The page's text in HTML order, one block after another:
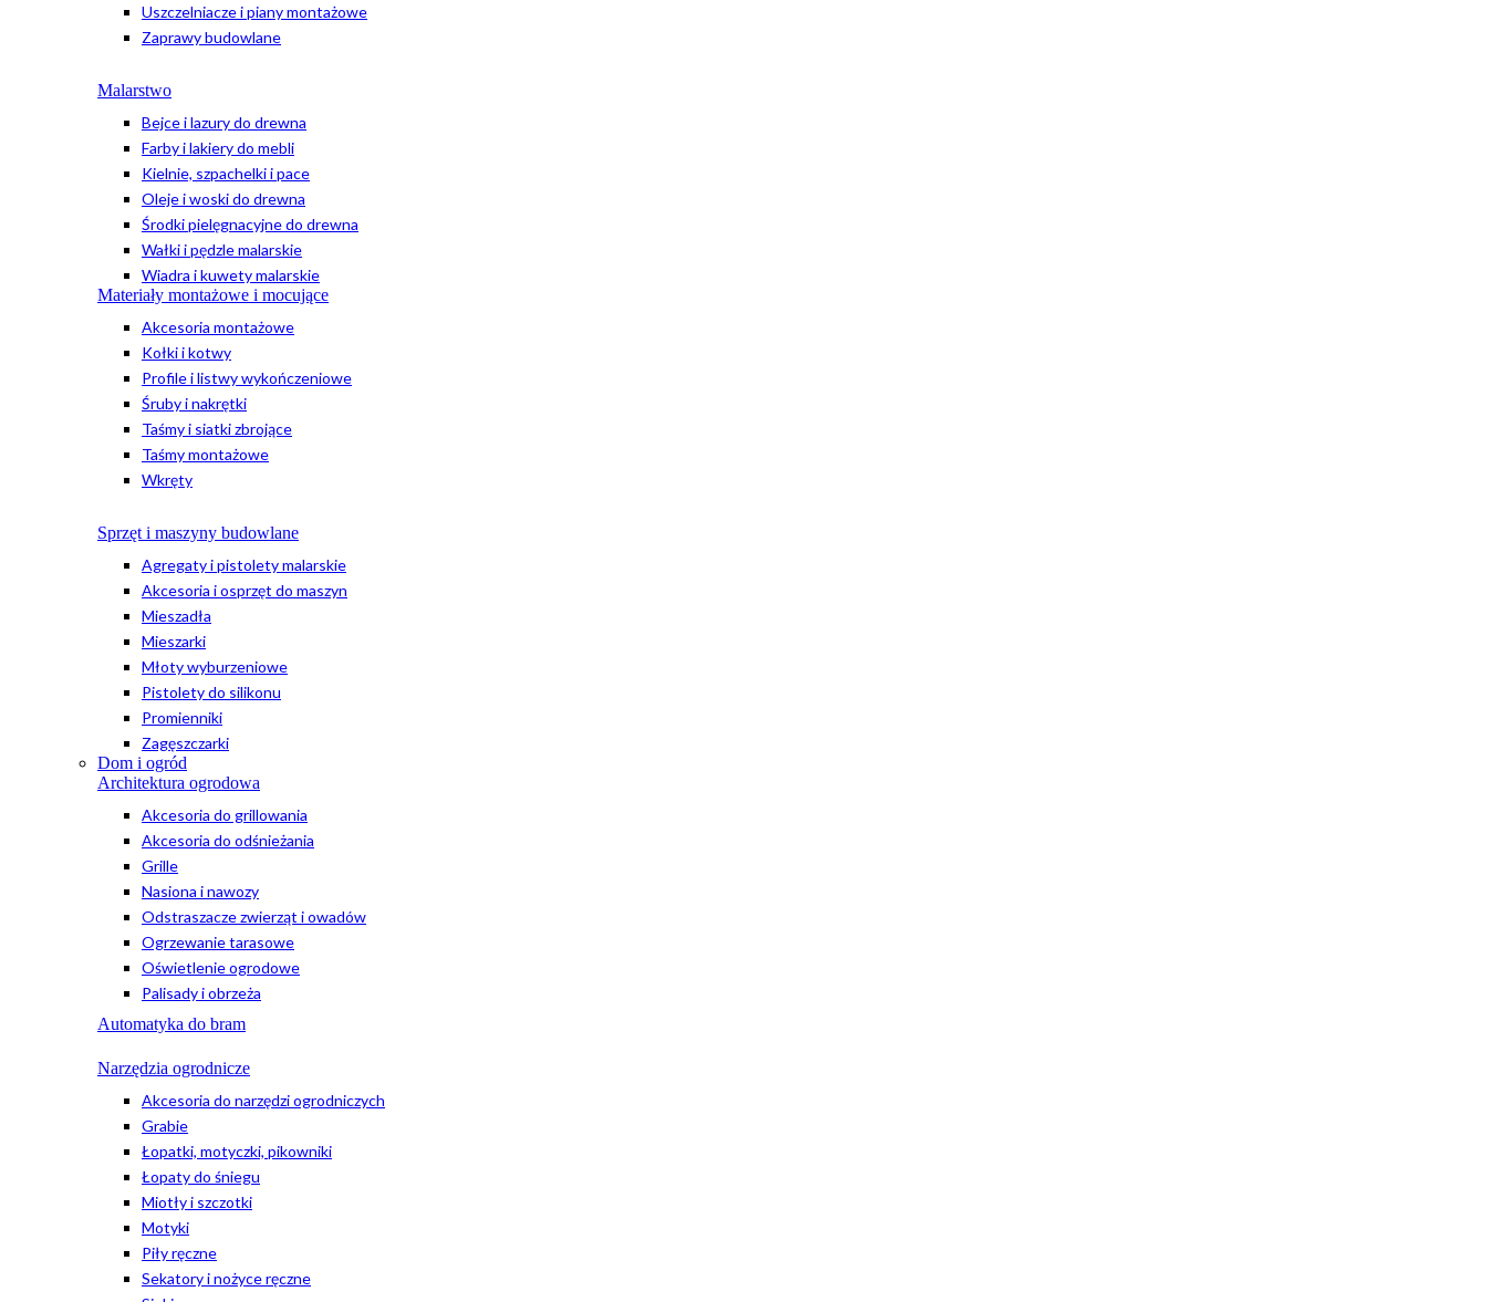
Uszczelniacze i piany montażowe
Zaprawy budowlane
Malarstwo
Bejce i lazury do drewna
Farby i lakiery do mebli
Kielnie, szpachelki i pace
Oleje i woski do drewna
Środki pielęgnacyjne do drewna
Wałki i pędzle malarskie
Wiadra i kuwety malarskie
Materiały montażowe i mocujące
Akcesoria montażowe
Kołki i kotwy
Profile i listwy wykończeniowe
Śruby i nakrętki
Taśmy i siatki zbrojące
Taśmy montażowe
Wkręty
Sprzęt i maszyny budowlane
Agregaty i pistolety malarskie
Akcesoria i osprzęt do maszyn
Mieszadła
Mieszarki
Młoty wyburzeniowe
Pistolety do silikonu
Promienniki
Zagęszczarki
Dom i ogród
Architektura ogrodowa
Akcesoria do grillowania
Akcesoria do odśnieżania
Grille
Nasiona i nawozy
Odstraszacze zwierząt i owadów
Ogrzewanie tarasowe
Oświetlenie ogrodowe
Palisady i obrzeża
Automatyka do bram
Narzędzia ogrodnicze
Akcesoria do narzędzi ogrodniczych
Grabie
Łopatki, motyczki, pikowniki
Łopaty do śniegu
Miotły i szczotki
Motyki
Piły ręczne
Sekatory i nożyce ręczne